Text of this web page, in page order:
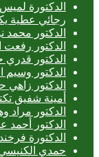
الدكتورة
رجائي عطية
الدكتور
الدكتور رفعت
الدكتور قدري
الدكتور
الدكتور
أمينة شفيق
الدكتور مراد
الدكتور
الدكتورة
حمدي الكنيسي